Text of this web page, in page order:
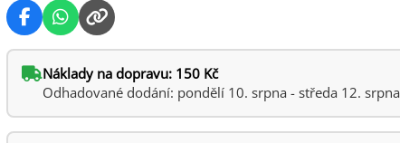
Náklady na dopravu: 150 Kč
Odhadované dodání: pondělí 10. srpna - středa 12. srpna